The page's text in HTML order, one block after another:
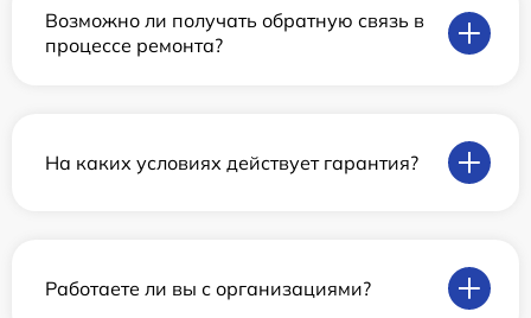
Возможно ли получать обратную связь в
процессе ремонта?
На каких условиях действует гарантия?
Работаете ли вы с организациями?